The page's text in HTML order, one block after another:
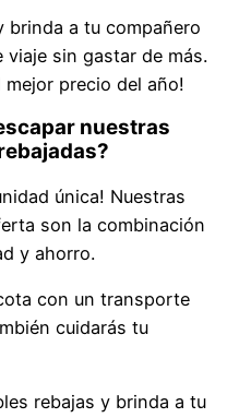
brinda a tu compañero
viaje sin gastar de más.
mejor precio del año!
nuestras
única! Nuestras
son la combinación
y ahorro.
con un transporte
cuidarás tu
rebajas y brinda a tu